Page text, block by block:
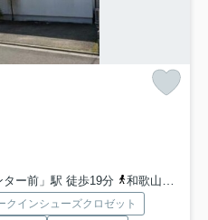
ー前」駅 徒歩19分
和歌山電鐵貴志川線「岡崎前」駅 徒歩21分
クインシューズクロゼット